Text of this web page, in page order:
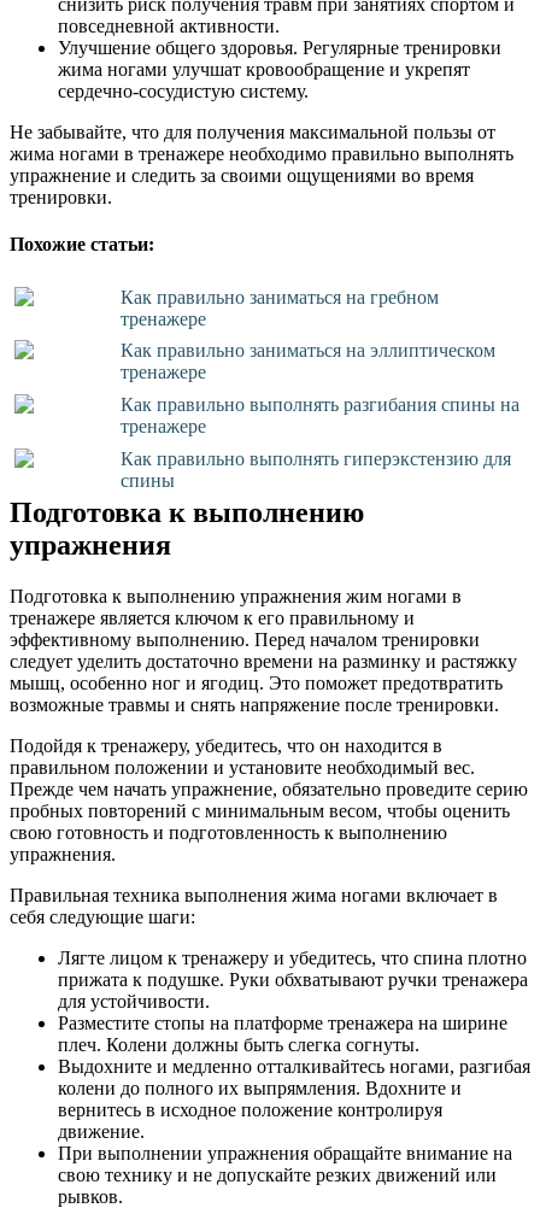
снизить риск получения травм при занятиях спортом и
повседневной активности.
Улучшение общего здоровья. Регулярные тренировки
жима ногами улучшат кровообращение и укрепят
сердечно-сосудистую систему.
Не забывайте, что для получения максимальной пользы от
жима ногами в тренажере необходимо правильно выполнять
упражнение и следить за своими ощущениями во время
тренировки.
Похожие статьи:
Как правильно заниматься на гребном
тренажере
Как правильно заниматься на эллиптическом
тренажере
Как правильно выполнять разгибания спины на
тренажере
Как правильно выполнять гиперэкстензию для
спины
Подготовка к выполнению
упражнения
Подготовка к выполнению упражнения жим ногами в
тренажере является ключом к его правильному и
эффективному выполнению. Перед началом тренировки
следует уделить достаточно времени на разминку и растяжку
мышц, особенно ног и ягодиц. Это поможет предотвратить
возможные травмы и снять напряжение после тренировки.
Подойдя к тренажеру, убедитесь, что он находится в
правильном положении и установите необходимый вес.
Прежде чем начать упражнение, обязательно проведите серию
пробных повторений с минимальным весом, чтобы оценить
свою готовность и подготовленность к выполнению
упражнения.
Правильная техника выполнения жима ногами включает в
себя следующие шаги:
Лягте лицом к тренажеру и убедитесь, что спина плотно
прижата к подушке. Руки обхватывают ручки тренажера
для устойчивости.
Разместите стопы на платформе тренажера на ширине
плеч. Колени должны быть слегка согнуты.
Выдохните и медленно отталкивайтесь ногами, разгибая
колени до полного их выпрямления. Вдохните и
вернитесь в исходное положение контролируя
движение.
При выполнении упражнения обращайте внимание на
свою технику и не допускайте резких движений или
рывков.